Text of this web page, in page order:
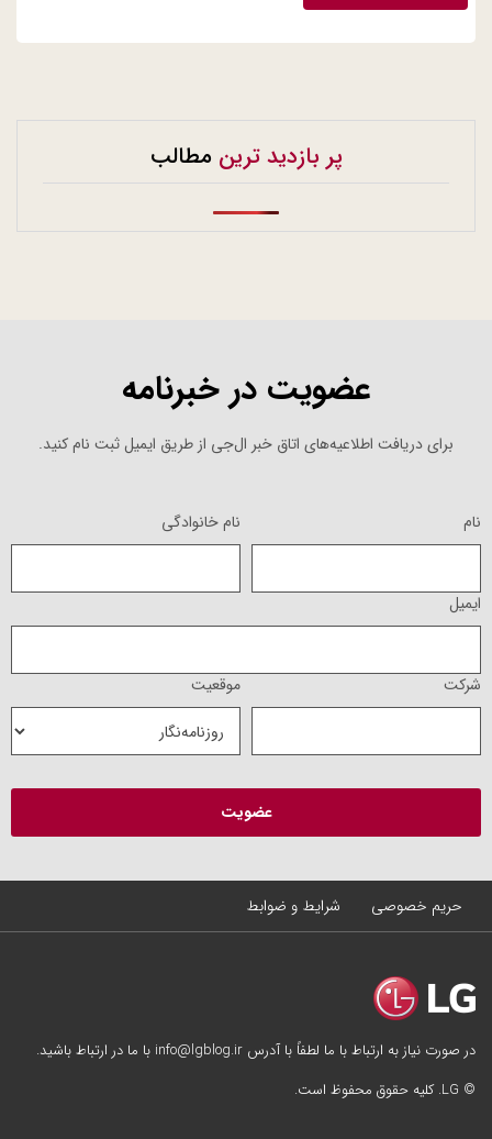
پر بازدید ترین مطالب
عضویت در خبرنامه
برای دریافت اطلاعیه‌های اتاق خبر ال‌جی از طریق ایمیل ثبت نام کنید.
نام نام خانوادگی
ایمیل
شرکت موقعیت
حریم خصوصی شرایط و ضوابط
در صورت نیاز به ارتباط با ما لطفاً با آدرس info@lgblog.ir با ما در ارتباط باشید.
© LG. کلیه حقوق محفوظ است.